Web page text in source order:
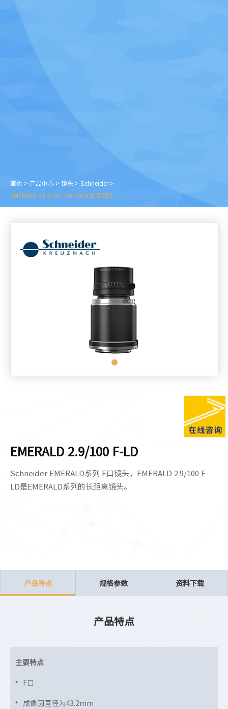
首页 > 产品中心 > 镜头 > Schneider >
EMERALD 43.2mm~90mm大靶面镜头
EMERALD 2.9/100 F-LD
Schneider EMERALD系列 F口镜头，EMERALD 2.9/100 F-
LD是EMERALD系列的长距离镜头。
产品特点 规格参数 资料下载
产品特点
主要特点
F口
成像圆直径为43.2mm